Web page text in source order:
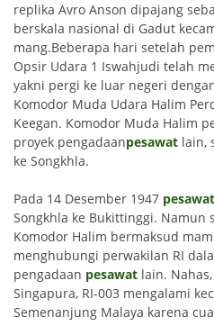
replika Avro Anson dipajang
berskala nasional di Gadut
mang.Beberapa hari setelah
Opsir Udara 1 Iswahjudi telah
yakni pergi ke luar negeri
Komodor Muda Udara Halim
Keegan. Komodor Muda Halim
proyek pengadaanpesawat lain,
ke Songkhla.
Pada 14 Desember 1947 pesawat
Songkhla ke Bukittinggi. Namun
Komodor Halim bermaksud
menghubungi perwakilan RI
pengadaan pesawat lain.
Singapura, RI-003 mengalami
Semenanjung Malaya karena